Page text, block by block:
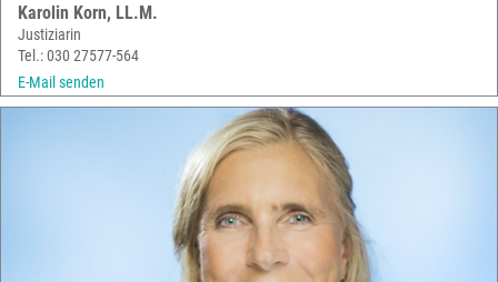
Karolin Korn, LL.M.
Justiziarin
Tel.: 030 27577-564
E-Mail senden